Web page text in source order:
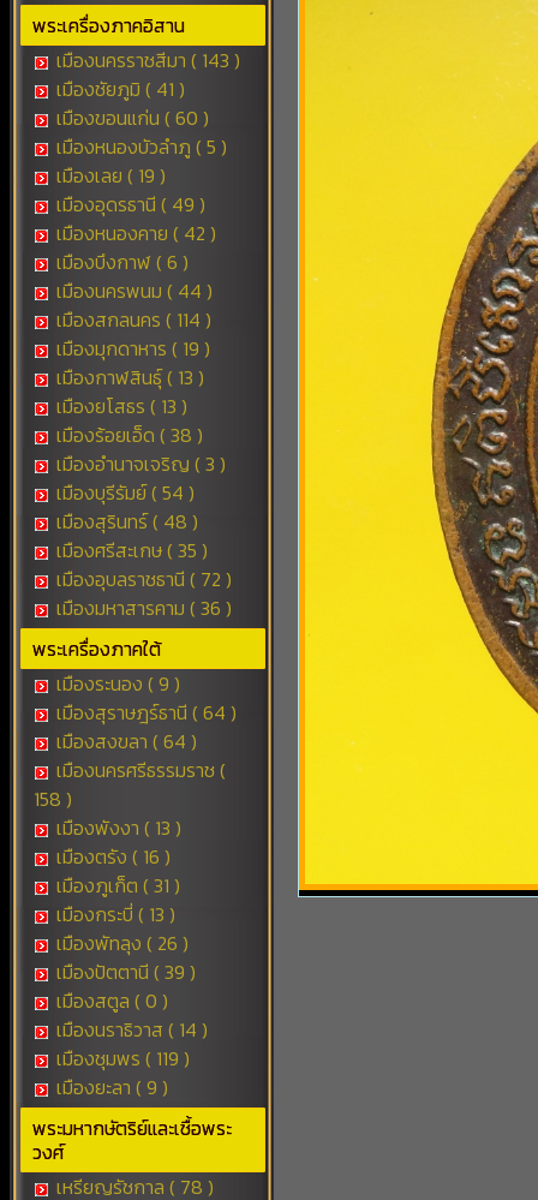
พระเครื่องภาคอิสาน
เมืองนครราชสีมา ( 143 )
เมืองชัยภูมิ ( 41 )
เมืองขอนแก่น ( 60 )
เมืองหนองบัวลำภู ( 5 )
เมืองเลย ( 19 )
เมืองอุดรธานี ( 49 )
เมืองหนองคาย ( 42 )
เมืองบึงกาฬ ( 6 )
เมืองนครพนม ( 44 )
เมืองสกลนคร ( 114 )
เมืองมุกดาหาร ( 19 )
เมืองกาฬสินธุ์ ( 13 )
เมืองยโสธร ( 13 )
เมืองร้อยเอ็ด ( 38 )
เมืองอำนาจเจริญ ( 3 )
เมืองบุรีรัมย์ ( 54 )
เมืองสุรินทร์ ( 48 )
เมืองศรีสะเกษ ( 35 )
เมืองอุบลราชธานี ( 72 )
เมืองมหาสารคาม ( 36 )
พระเครื่องภาคใต้
เมืองระนอง ( 9 )
เมืองสุราษฎร์ธานี ( 64 )
เมืองสงขลา ( 64 )
เมืองนครศรีธรรมราช (
158 )
เมืองพังงา ( 13 )
เมืองตรัง ( 16 )
เมืองภูเก็ต ( 31 )
เมืองกระบี่ ( 13 )
เมืองพัทลุง ( 26 )
เมืองปัตตานี ( 39 )
เมืองสตูล ( 0 )
เมืองนราธิวาส ( 14 )
เมืองชุมพร ( 119 )
เมืองยะลา ( 9 )
พระมหากษัตริย์และเชื้อพระ
วงศ์
เหรียญรัชกาล ( 78 )